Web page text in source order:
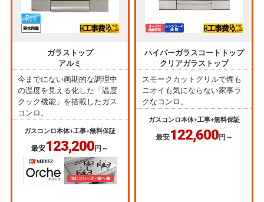
ガラストップ
アルミ
今までにない画期的な調理中
の温度を見える化した「温度
クック機能」を搭載したガス
コンロ。
ガスコンロ本体+工事+無料保証
最安123,200円～
ハイパーガラスコートトップ
クリアガラストップ
スモークカットグリルで煙も
ニオイも気にならない家事ラ
クなコンロ。
ガスコンロ本体+工事+無料保証
最安122,600円～